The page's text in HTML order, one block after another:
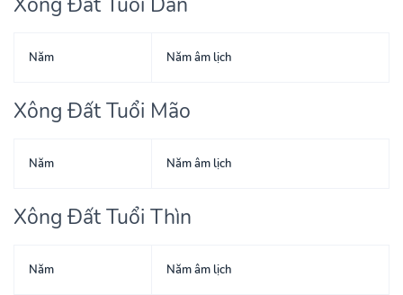
Năm Năm âm lịch
Xông Đất Tuổi Mão
Năm Năm âm lịch
Xông Đất Tuổi Thìn
Năm Năm âm lịch